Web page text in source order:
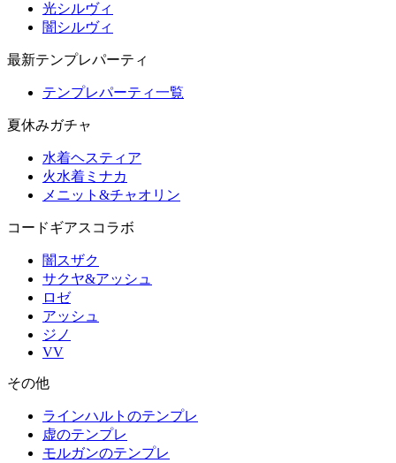
光シルヴィ
闇シルヴィ
最新テンプレパーティ
テンプレパーティ一覧
夏休みガチャ
水着ヘスティア
火水着ミナカ
メニット&チャオリン
コードギアスコラボ
闇スザク
サクヤ&アッシュ
ロゼ
アッシュ
ジノ
VV
その他
ラインハルトのテンプレ
虚のテンプレ
モルガンのテンプレ